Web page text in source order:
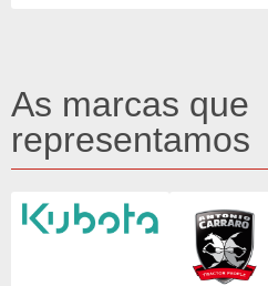
As marcas que
representamos